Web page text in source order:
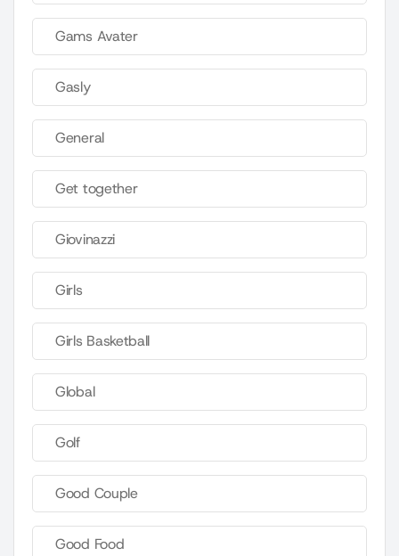
Gams Avater
Gasly
General
Get together
Giovinazzi
Girls
Girls Basketball
Global
Golf
Good Couple
Good Food